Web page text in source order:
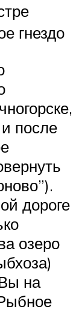
гнездо
после
дороге
озеро
на